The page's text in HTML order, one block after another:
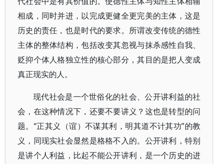
相成，同时并进，以完成更健全更完美的主体，这是
历史的责任，也是时代的要求。所谓改变传统的德性
主体的整体结构，包括改变其忽视与抹杀感性自我、
贬抑个体人格独立性的核心部分，其目的是把人变成
真正现实的人。
现代社会是一个世俗化的社会、公开讲利益的社
会，在这种情况下，还要不要讲义？这也是转型的问
题。“正其义（谊）不谋其利，明其道不计其功”的教
义，同现实社会显然是格格不入的。公开讲利，特别
是讲个人利益，比起不能公开讲利，是一个历史的进